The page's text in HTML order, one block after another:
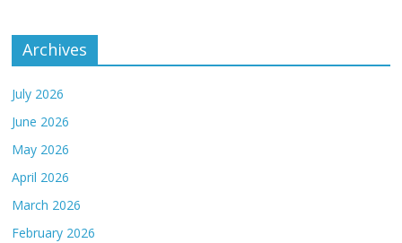
Archives
July 2026
June 2026
May 2026
April 2026
March 2026
February 2026